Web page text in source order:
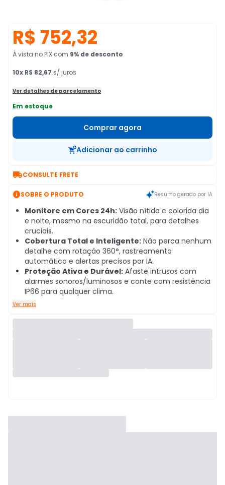
R$ 752,32
À vista no PIX com 9% de desconto
10x R$ 82,67 s/ juros
Ver detalhes de parcelamento
Em estoque
Comprar agora
Adicionar ao carrinho
CONSULTE FRETE
SOBRE O PRODUTO Resumo gerado por IA
Monitore em Cores 24h: Visão nítida e colorida dia
e noite, mesmo na escuridão total, para detalhes
cruciais.
Cobertura Total e Inteligente: Não perca nenhum
detalhe com rotação 360°, rastreamento
automático e alertas precisos por IA.
Proteção Ativa e Durável: Afaste intrusos com
alarmes sonoros/luminosos e conte com resistência
IP66 para qualquer clima.
Ver mais